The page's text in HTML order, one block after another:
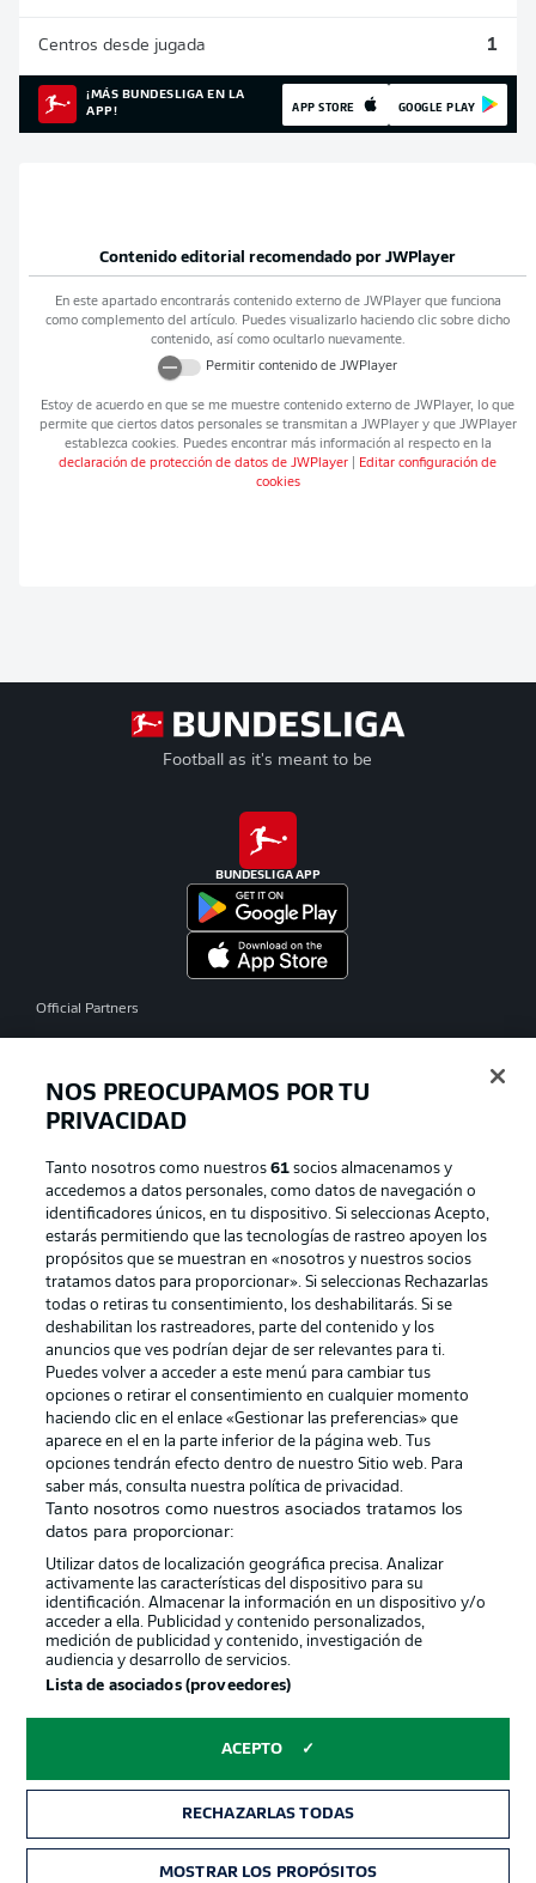
Centros desde jugada 1
¡MÁS BUNDESLIGA EN LA
APP!
APP STORE GOOGLE PLAY
Contenido editorial recomendado por JWPlayer
En este apartado encontrarás contenido externo de JWPlayerque funciona
como complemento del artículo. Puedes visualizarlo haciendo clic sobre dicho
contenido, así como ocultarlo nuevamente.
Permitir contenido de JWPlayer
Estoy de acuerdo en que se me muestre contenido externo de JWPlayer, lo que
permite que ciertos datos personales se transmitan a JWPlayery que JWPlayer
establezca cookies. Puedes encontrar más información al respecto en la
declaración de protección de datos de JWPlayer
Editar configuración de
cookies
Football as it's meant to be
BUNDESLIGA APP
Official Partners
Publicidad Aviso legal
Gestionar las preferencias Declaracion de privacidad
Canales Trabajos
Jugadores Condiciones de uso
Sello Editorial Contacto
© 2026 Bundesliga-Gruppe GmbH
Elegir idioma
Modo
NOS PREOCUPAMOS POR TU
PRIVACIDAD
Tanto nosotros como nuestros61 socios almacenamos y
accedemos a datos personales, como datos de navegación o
identificadores únicos, en tu dispositivo. Si seleccionas Acepto,
estarás permitiendo que las tecnologías de rastreo apoyen los
propósitos que se muestran en «nosotros y nuestros socios
tratamos datos para proporcionar». Si seleccionas Rechazarlas
todas o retiras tu consentimiento, los deshabilitarás. Si se
deshabilitan los rastreadores, parte del contenido y los
anuncios que ves podrían dejar de ser relevantes para ti.
Puedes volver a acceder a este menú para cambiar tus
opciones o retirar el consentimiento en cualquier momento
haciendo clic en el enlace «Gestionar las preferencias» que
aparece en el en la parte inferior de la página web. Tus
opciones tendrán efecto dentro de nuestro Sitio web. Para
saber más, consulta nuestra política de privacidad.
Tanto nosotros como nuestros asociados tratamos los
datos para proporcionar:
Utilizar datos de localización geográfica precisa. Analizar
activamente las características del dispositivo para su
identificación. Almacenar la información en un dispositivo y/o
acceder a ella. Publicidad y contenido personalizados,
medición de publicidad y contenido, investigación de
audiencia y desarrollo de servicios.
Lista de asociados (proveedores)
ACEPTO
RECHAZARLAS TODAS
MOSTRAR LOS PROPÓSITOS